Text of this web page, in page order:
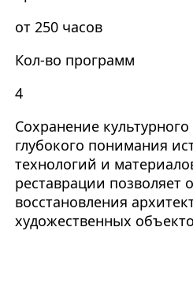
от 250 часов
Кол-во программ
4
Сохранение
глубокого понимания
технологий и
реставрации позволяет
восстановления
художественных